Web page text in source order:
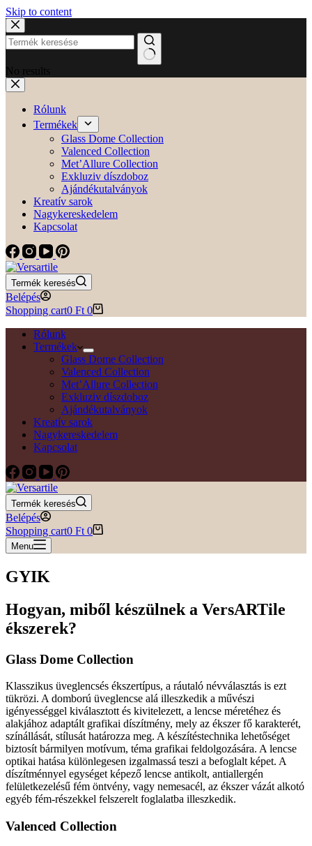
Skip to content
No results
Rólunk
Termékek
Glass Dome Collection
Valenced Collection
Met’Allure Collection
Exkluziv díszdoboz
Ajándékutalványok
Kreatív sarok
Nagykereskedelem
Kapcsolat
Termék keresés
Belépés
Shopping cart0 Ft 0
Rólunk
Termékek
Glass Dome Collection
Valenced Collection
Met’Allure Collection
Exkluziv díszdoboz
Ajándékutalványok
Kreatív sarok
Nagykereskedelem
Kapcsolat
Termék keresés
Belépés
Shopping cart0 Ft 0
Menu
GYIK
Hogyan, miből készülnek a VersARTile
ékszerek?
Glass Dome Collection
Klasszikus üveglencsés ékszertípus, a ráutaló névválasztás is ezt
tükrözi. A domború üveglencse alá illeszkedik a művészi
igényességgel kiválasztott és kivitelezett, a lencse méretéhez és
alakjához adaptált grafikai díszítmény, mely az ékszer fő karakterét,
színállását, stílusát határozza meg. A készítéstechnika lehetőséget
biztosít bármilyen motívum, téma grafikai feldolgozására. A lencse
optikai hatása különlegesen izgalmassá teszi a befoglalt képet. A
díszítménnyel egységet képező lencse antikolt, antiallergén
felületkezelésű fém öntvény, vagy nemesacél, az ékszer vázát alkotó
egyéb fém-részekkel felszerelt foglalatba illeszkedik.
Valenced Collection